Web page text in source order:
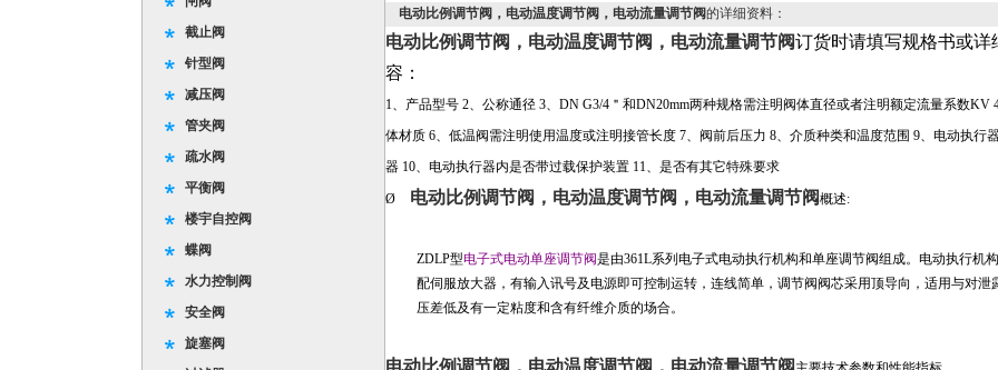
截止阀
针型阀
减压阀
管夹阀
疏水阀
平衡阀
楼宇自控阀
蝶阀
水力控制阀
安全阀
旋塞阀
电动比例调节阀，电动温度调节阀，电动流量调节阀的详细资料：
电动比例调节阀，电动温度调节阀，电动流量调节阀订货时请填写规格书或详
容：
1、产品型号 2、公称通径 3、 DN G3/4 ＂和DN20mm两种规格需注明阀体直径或者注明额定流量系数KV
体材质 6、低温阀需注明使用温度或注明接管长度 7、阀前后压力 8、介质种类和温度范围 9、电动执行
器 10、电动执行器内是否带过载保护装置 11、是否有其它特殊要求
Ø 电动比例调节阀，电动温度调节阀，电动流量调节阀概述:
ZDLP型电子式电动单座调节阀是由361L系列电子式电动执行机构和单座调节阀组成。电动执行机
配伺服放大器，有输入讯号及电源即可控制运转，连线简单，调节阀阀芯采用顶导向，适用与对泄
压差低及有一定粘度和含有纤维介质的场合。
电动比例调节阀，电动温度调节阀，电动流量调节阀